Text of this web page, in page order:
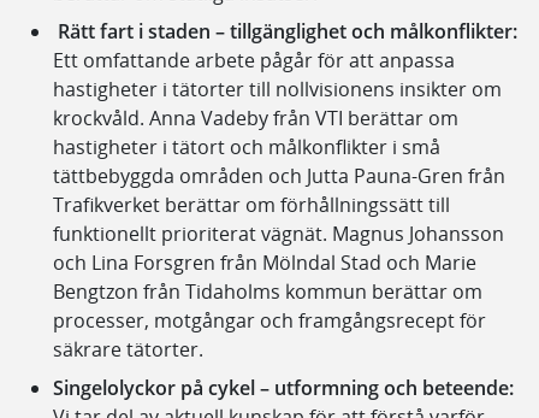
Rätt fart i staden – tillgänglighet och målkonflikter:
Ett omfattande arbete pågår för att anpassa
hastigheter i tätorter till nollvisionens insikter om
krockvåld. Anna Vadeby från VTI berättar om
hastigheter i tätort och målkonflikter i små
tättbebyggda områden och Jutta Pauna-Gren från
Trafikverket berättar om förhållningssätt till
funktionellt prioriterat vägnät. Magnus Johansson
och Lina Forsgren från Mölndal Stad och Marie
Bengtzon från Tidaholms kommun berättar om
processer, motgångar och framgångsrecept för
säkrare tätorter.
Singelolyckor på cykel – utformning och beteende: